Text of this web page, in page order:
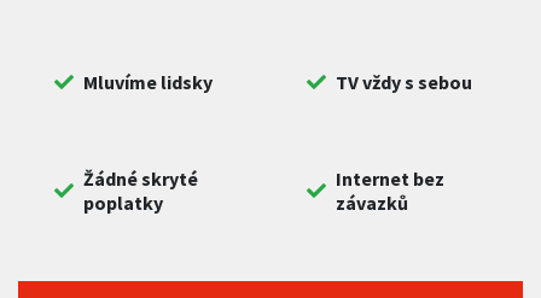
Mluvíme lidsky TV vždy s sebou
Žádné skryté
poplatky
Internet bez
závazků